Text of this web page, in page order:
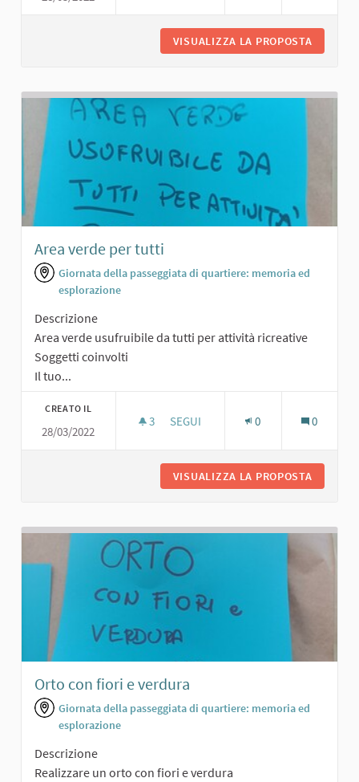
VISUALIZZA LA PROPOSTA
Area verde per tutti
Giornata della passeggiata di quartiere: memoria ed
esplorazione
Descrizione
Area verde usufruibile da tutti per attività ricreative
Soggetti coinvolti
Il tuo...
CREATO IL
28/03/2022
3 3 SOSTENITORI
SEGUI 0 0
VISUALIZZA LA PROPOSTA
Orto con fiori e verdura
Giornata della passeggiata di quartiere: memoria ed
esplorazione
Descrizione
Realizzare un orto con fiori e verdura